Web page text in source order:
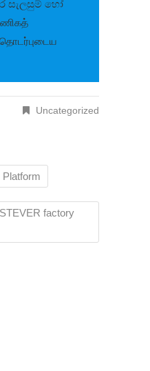
සැලසුම් හෝ
Uncategorized
Platform
factory